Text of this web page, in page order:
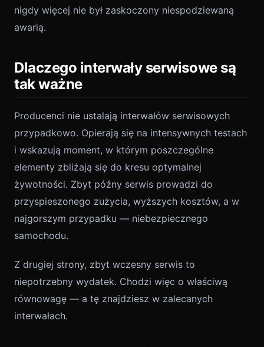
nigdy więcej nie był zaskoczony niespodziewaną
awarią.
Dlaczego interwały serwisowe są
tak ważne
Producenci nie ustalają interwałów serwisowych
przypadkowo. Opierają się na intensywnych testach
i wskazują moment, w którym poszczególne
elementy zbliżają się do kresu optymalnej
żywotności. Zbyt późny serwis prowadzi do
przyspieszonego zużycia, wyższych kosztów, a w
najgorszym przypadku — niebezpiecznego
samochodu.
Z drugiej strony, zbyt wczesny serwis to
niepotrzebny wydatek. Chodzi więc o właściwą
równowagę — a tę znajdziesz w zalecanych
interwałach.